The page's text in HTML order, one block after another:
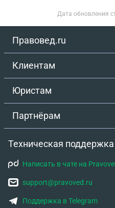
Дата обновления
Правовед.ru
Клиентам
Юристам
Партнёрам
Техническая поддержка
Написать в чате на
support@pravoved.ru
Поддержка в Telegram